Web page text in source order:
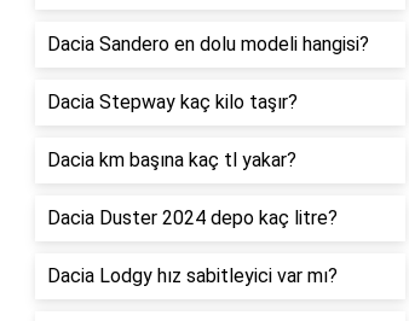
Dacia Sandero en dolu modeli hangisi?
Dacia Stepway kaç kilo taşır?
Dacia km başına kaç tl yakar?
Dacia Duster 2024 depo kaç litre?
Dacia Lodgy hız sabitleyici var mı?